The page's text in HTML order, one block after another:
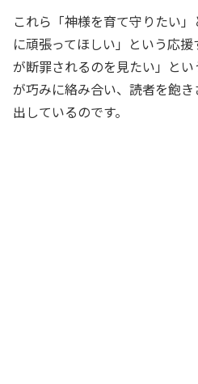
これら「神様を育て守りたい
に頑張ってほしい」という応
が断罪されるのを見たい」と
が巧みに絡み合い、読者を飽
出しているのです。